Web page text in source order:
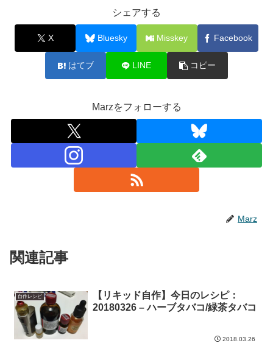
シェアする
X Bluesky Misskey Facebook
はてブ LINE コピー
Marzをフォローする
Marz
関連記事
自作レシピ
【リキッド自作】今日のレシピ：
20180326 – ハーブタバコ/緑茶タバコ
2018.03.26